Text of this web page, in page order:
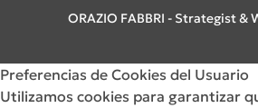
ORAZIO FABBRI - Strategist &
Preferencias de Cookies del Usuario
Utilizamos cookies para garantizar